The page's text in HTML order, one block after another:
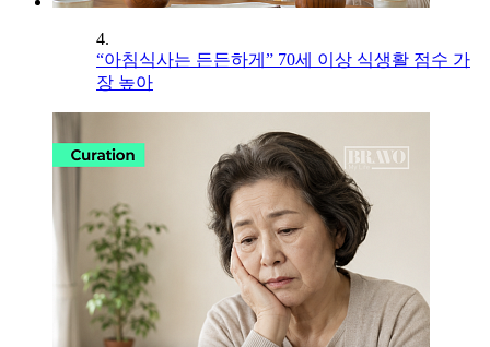
4.
“아침식사는 든든하게” 70세 이상 식생활 점수 가
장 높아